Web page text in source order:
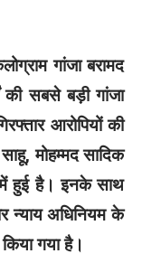
गांजा बरामद
सबसे बड़ी गांजा
आरोपियों की
मोहम्मद सादिक
में हुई है। इनके साथ
न्याय अधिनियम के
गया है।